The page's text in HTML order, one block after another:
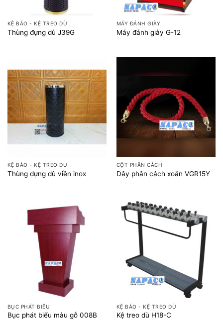
KỆ BÁO - KỆ TREO DÙ
Thùng đựng dù J39G
MÁY ĐÁNH GIÀY
Máy đánh giày G-12
KỆ BÁO - KỆ TREO DÙ
Thùng đựng dù viền inox
CỘT PHÂN CÁCH
Dây phân cách xoắn VGR15Y
BỤC PHÁT BIỂU
Bục phát biểu màu gỗ 008B
KỆ BÁO - KỆ TREO DÙ
Kệ treo dù H18-C